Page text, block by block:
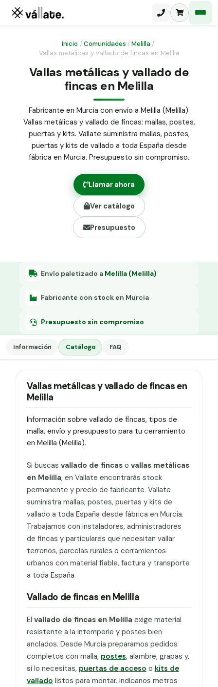
Malla ganadera
Malla simple torsión
Malla triple torsión
Panel malla H.
Puerta abatible dos hojas
Puerta acceso peatonal
Poste malla Hércules
Poste malla simple torsión
Alambre de espino galvanizado
Alambre liso galvanizado
Malla ocultación 70 g/m² verde
Abrazadera PVC malla H.
Grapa malla H.
Inicio /Comunidades /Melilla /
Vallas metálicas y vallado de fincas en Melilla
Vallas metálicas y vallado de
fincas en Melilla
Fabricante en Murcia con envío a Melilla (Melilla).
Vallas metálicas y vallado de fincas: mallas, postes,
puertas y kits. Vallate suministra mallas, postes,
puertas y kits de vallado a toda España desde
fábrica en Murcia. Presupuesto sin compromiso.
Llamar ahora
Ver catálogo
Presupuesto
Envío paletizado a Melilla (Melilla)
Fabricante con stock en Murcia
Presupuesto sin compromiso
Información Catálogo FAQ
Vallas metálicas y vallado de fincas en
Melilla
Información sobre vallado de fincas, tipos de
malla, envío y presupuesto para tu cerramiento
en Melilla (Melilla).
Si buscas vallado de fincaso vallas metálicas
en Melilla, en Vallate encontrarás stock
permanente y precio de fabricante. Vallate
suministra mallas, postes, puertas y kits de
vallado a toda España desde fábrica en Murcia.
Trabajamos con instaladores, administradores
de fincas y particulares que necesitan vallar
terrenos, parcelas rurales o cerramientos
urbanos con material fiable, factura y transporte
a toda España.
Vallado de fincas en Melilla
El vallado de fincas en Melilla exige material
resistente a la intemperie y postes bien
anclados. Desde Murcia preparamos pedidos
completos con malla, postes, alambre, grapas y,
si lo necesitas, puertas de acceso o kits de
vallado listos para montar. Indícanos metros